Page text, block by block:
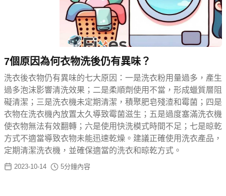
7個原因為何衣物洗後仍有異味？
洗衣後衣物仍有異味的七大原因：一是洗衣粉用量過多，產生
過多泡沫影響清洗效果；二是柔順劑使用不當，形成蠟質層阻
礙清潔；三是洗衣機未定期清潔，積聚肥皂殘渣和霉菌；四是
衣物在洗衣機內放置太久導致霉菌滋生；五是過度塞滿洗衣機
使衣物無法有效翻轉；六是使用快洗模式時間不足；七是晾乾
方式不適當導致衣物未能迅速乾燥。建議正確使用洗衣產品，
定期清潔洗衣機，並確保適當的洗衣和晾乾方式。
2023-10-14 5分鐘內容